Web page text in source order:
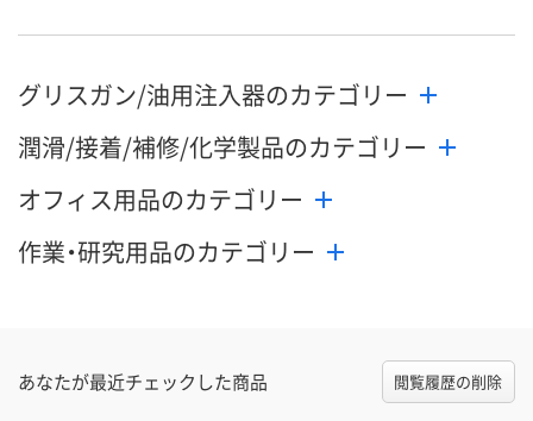
カゴへ カゴへ
グリスガン/油用注入器のカテゴリー
潤滑/接着/補修/化学製品のカテゴリー
オフィス用品のカテゴリー
作業・研究用品のカテゴリー
あなたが最近チェックした商品 閲覧履歴の削除